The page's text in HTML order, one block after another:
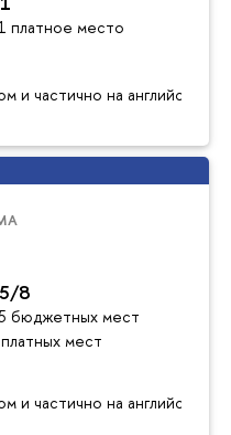
платное место
и частично на английском
8
бюджетных мест
мест
и частично на английском